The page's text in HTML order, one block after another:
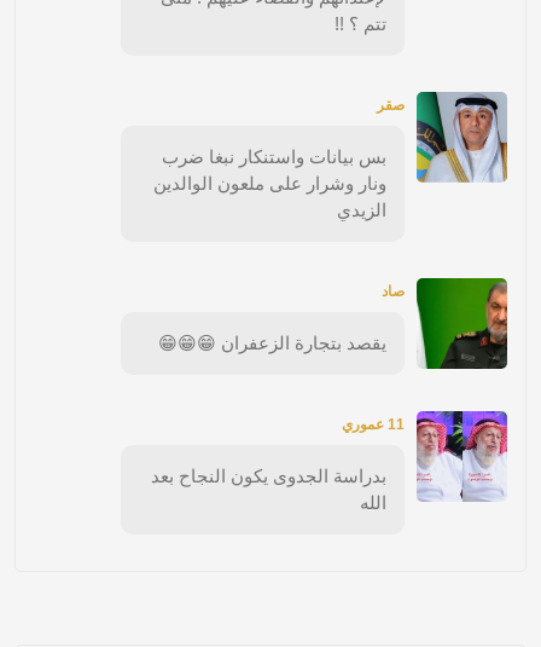
تتم ؟ !!
صقر
بس بيانات واستنكار نبغا ضرب
ونار وشرار على ملعون الوالدين
الزيدي
صاد
يقصد بتجارة الزعفران 😁😁😁
11 عموري
بدراسة الجدوى يكون النجاح بعد
الله